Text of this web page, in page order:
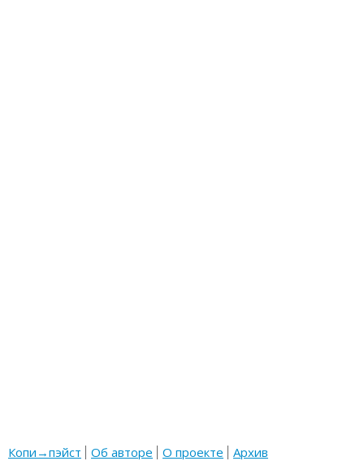
Копи→пэйст Об авторе О проекте Архив